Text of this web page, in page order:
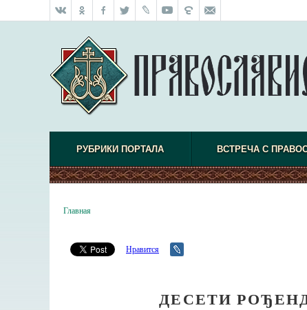
РУБРИКИ ПОРТАЛА ВСТРЕЧА С
Главная
Нравится
ДЕСЕТИ